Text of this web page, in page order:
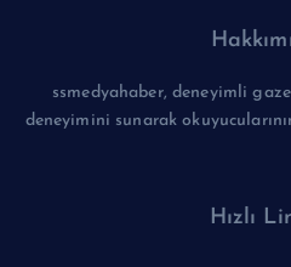
ssmedyahaber, deneyimli
deneyimini sunarak
Hızlı